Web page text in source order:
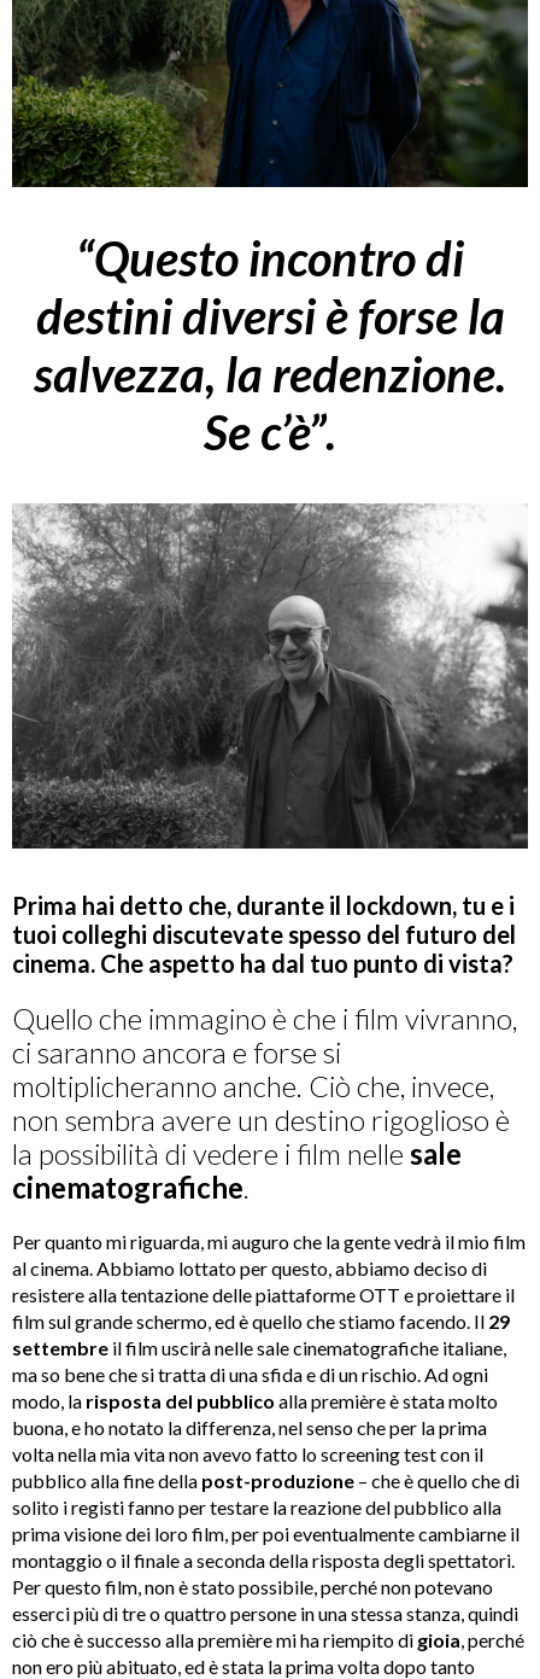
“Questo incontro di
destini diversi è forse la
salvezza, la redenzione.
Se c’è”.
Prima hai detto che, durante il lockdown, tu e i
tuoi colleghi discutevate spesso del futuro del
cinema. Che aspetto ha dal tuo punto di vista?
Quello che immagino è che i film vivranno,
ci saranno ancora e forse si
moltiplicheranno anche. Ciò che, invece,
non sembra avere un destino rigoglioso è
la possibilità di vedere i film nelle sale
cinematografiche.
Per quanto mi riguarda, mi auguro che la gente vedrà il mio film
al cinema. Abbiamo lottato per questo, abbiamo deciso di
resistere alla tentazione delle piattaforme OTT e proiettare il
film sul grande schermo, ed è quello che stiamo facendo. Il 29
settembre il film uscirà nelle sale cinematografiche italiane,
ma so bene che si tratta di una sfida e di un rischio. Ad ogni
modo, la risposta del pubblico alla première è stata molto
buona, e ho notato la differenza, nel senso che per la prima
volta nella mia vita non avevo fatto lo screening test con il
pubblico alla fine della post-produzione – che è quello che di
solito i registi fanno per testare la reazione del pubblico alla
prima visione dei loro film, per poi eventualmente cambiarne il
montaggio o il finale a seconda della risposta degli spettatori.
Per questo film, non è stato possibile, perché non potevano
esserci più di tre o quattro persone in una stessa stanza, quindi
ciò che è successo alla première mi ha riempito di gioia, perché
non ero più abituato, ed è stata la prima volta dopo tanto